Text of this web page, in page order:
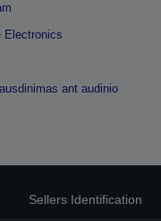
Electronics
ant audinio
Sellers Identification